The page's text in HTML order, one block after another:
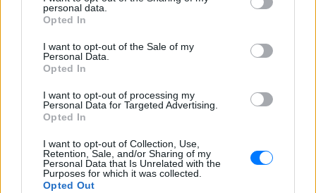
personal data.
Opted In
I want to opt-out of the Sale of my
Personal Data.
Opted In
I want to opt-out of processing my
Personal Data for Targeted Advertising.
Opted In
I want to opt-out of Collection, Use,
Retention, Sale, and/or Sharing of my
Personal Data that Is Unrelated with the
Purposes for which it was collected.
Opted Out
ΔΕΙΤΕ ΕΠΙΣΗΣ
ΣΤΗΝ ΙΔΙΑ ΚΑΤΗΓΟΡΙΑ
υπάρχει ακόμα
ΣΉΜΕΡΑ